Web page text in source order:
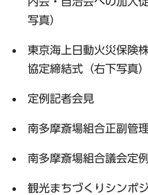
写真）
東京海上日動火災保険
協定締結式（右下写真）
定例記者会見
南多摩斎場組合正副管
南多摩斎場組合議会定
観光まちづくりシンポ